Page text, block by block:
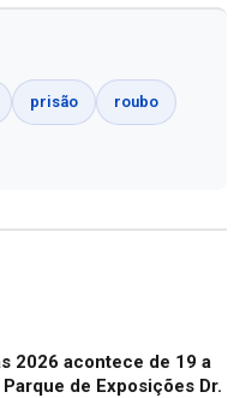
prisão roubo
2026 acontece de 19 a
de Exposições Dr.